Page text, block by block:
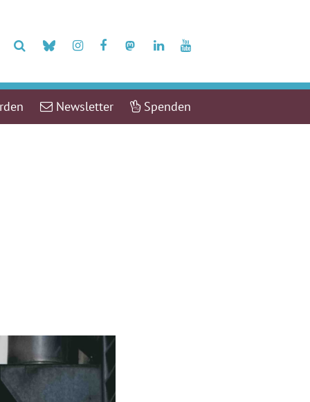
Newsletter Spenden